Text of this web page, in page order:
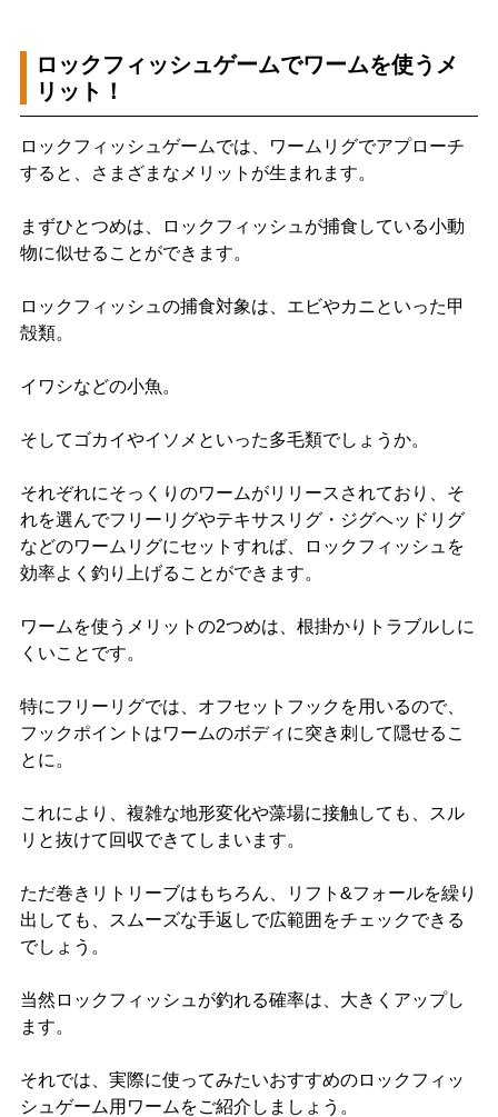
ロックフィッシュゲームでワームを使うメ
リット！
ロックフィッシュゲームでは、ワームリグでアプローチ
すると、さまざまなメリットが生まれます。
まずひとつめは、ロックフィッシュが捕食している小動
物に似せることができます。
ロックフィッシュの捕食対象は、エビやカニといった甲
殻類。
イワシなどの小魚。
そしてゴカイやイソメといった多毛類でしょうか。
それぞれにそっくりのワームがリリースされており、そ
れを選んでフリーリグやテキサスリグ・ジグヘッドリグ
などのワームリグにセットすれば、ロックフィッシュを
効率よく釣り上げることができます。
ワームを使うメリットの2つめは、根掛かりトラブルしに
くいことです。
特にフリーリグでは、オフセットフックを用いるので、
フックポイントはワームのボディに突き刺して隠せるこ
とに。
これにより、複雑な地形変化や藻場に接触しても、スル
リと抜けて回収できてしまいます。
ただ巻きリトリーブはもちろん、リフト&フォールを繰り
出しても、スムーズな手返しで広範囲をチェックできる
でしょう。
当然ロックフィッシュが釣れる確率は、大きくアップし
ます。
それでは、実際に使ってみたいおすすめのロックフィッ
シュゲーム用ワームをご紹介しましょう。